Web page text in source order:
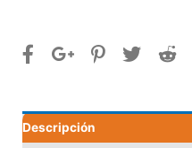
ALTA
44
A
Descripción